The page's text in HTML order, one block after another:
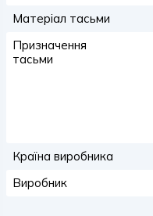
Матеріал тасьми
Призначення
тасьми
Країна виробника
Виробник